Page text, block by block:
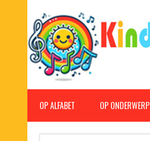
Kinderliedjes
OP ALFABET OP ONDERWERP